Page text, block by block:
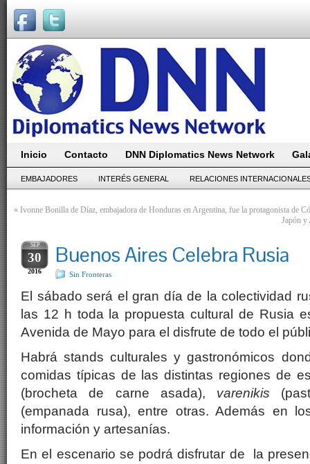
Inicio Contacto DNN Diplomatics News Network
EMBAJADORES INTERÉS GENERAL RELACIONES
« Ivonne Bonilla de Díaz, embajadora de Honduras en Argentina, fue la protagonista de
Japón y
SEP
30
2016
Buenos Aires Celebra Rusia
Sin Fronteras
El sábado será el gran día de la colectividad
las 12 h toda la propuesta cultural de Rusia
Avenida de Mayo para el disfrute de todo el
Habrá stands culturales y gastronómicos
comidas típicas de las distintas regiones de
(brocheta de carne asada), varenikis
(empanada rusa), entre otras. Además en
información y artesanías.
En el escenario se podrá disfrutar de la